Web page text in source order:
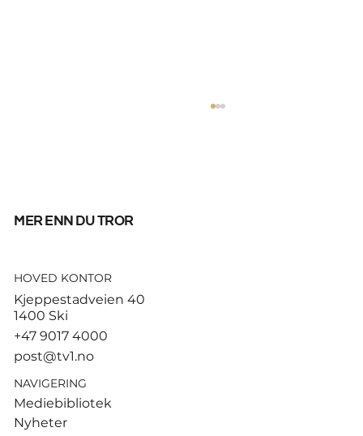
Fifpro med knallhard
presidentens makt
mer enn du tror
HOVED KONTOR
Kjeppestadveien 40
1400 Ski
+47 9017 4000
post@tv1.no
NAVIGERING
Mediebibliotek
Nyheter